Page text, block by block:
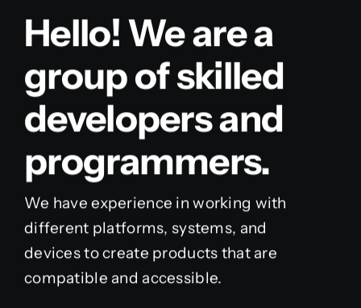
Hello! We are a
group of skilled
developers and
programmers.
We have experience in working with
different platforms, systems, and
devices to create products that are
compatible and accessible.